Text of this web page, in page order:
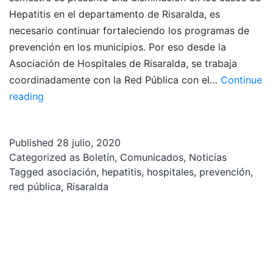
Hepatitis en el departamento de Risaralda, es
necesario continuar fortaleciendo los programas de
prevención en los municipios. Por eso desde la
Asociación de Hospitales de Risaralda, se trabaja
coordinadamente con la Red Pública con el… Continue
reading
en
la
prevención
de
Published 28 julio, 2020
Categorized as Boletín, Comunicados, Noticias
Tagged asociación, hepatitis, hospitales, prevención,
red pública, Risaralda